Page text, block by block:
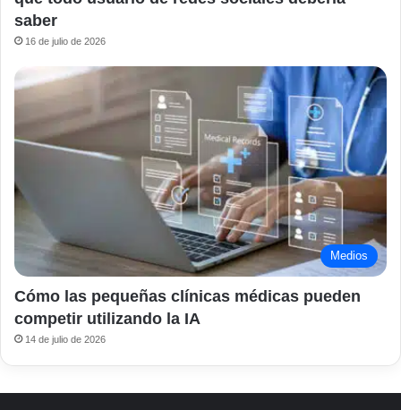
saber
16 de julio de 2026
Medios
Cómo las pequeñas clínicas médicas pueden
competir utilizando la IA
14 de julio de 2026